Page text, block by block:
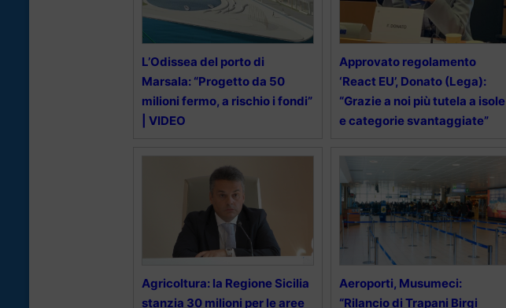
L’Odissea del porto di
Marsala: “Progetto da 50
milioni fermo, a rischio i fondi”
| VIDEO
Approvato regolamento
‘React EU’, Donato (Lega):
“Grazie a noi più tutela a isole
e categorie svantaggiate”
Agricoltura: la Regione Sicilia
stanzia 30 milioni per le aree
Aeroporti, Musumeci:
“Rilancio di Trapani Birgi